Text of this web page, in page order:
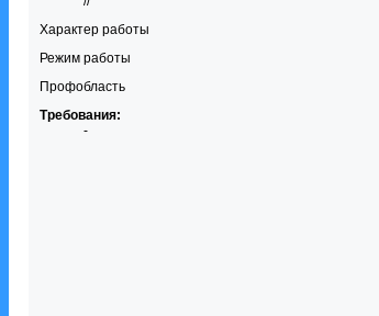
Характер работы
Режим работы
Профобласть
Требования:
-